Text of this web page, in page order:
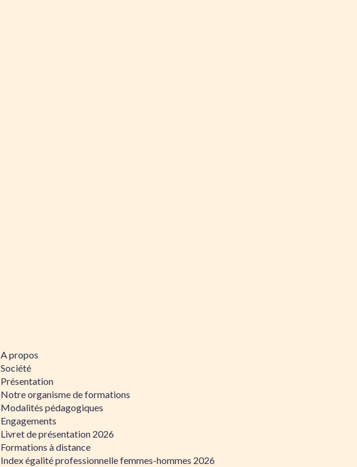
A propos
Société
Présentation
Notre organisme de formations
Modalités pédagogiques
Engagements
Livret de présentation 2026
Formations à distance
Index égalité professionnelle femmes-hommes 2026